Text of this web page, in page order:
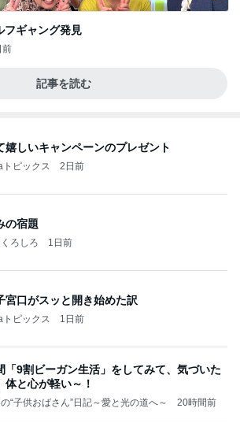
フギャング発見
前
記事を読む
嬉しいキャンペーンのプレゼント
ピックス 2日前
の宿題
ろしろ 1日前
宮口がスッと開き始めた訳
ピックス 1日前
「9割ビーガン生活」をしてみて、気づいた
体と心が軽い～！
“子供おばさん”日記～愛と光の道へ～ 20時間前